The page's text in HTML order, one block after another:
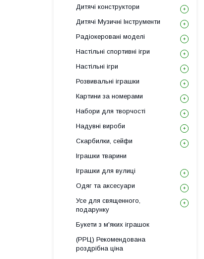
Дитячі конструктори
Дитячі Музичні Інструменти
Радіокеровані моделі
Настільні спортивні ігри
Настільні ігри
Розвивальні іграшки
Картини за номерами
Набори для творчості
Надувні вироби
Скарбилки, сейфи
Іграшки тварини
Іграшки для вулиці
Одяг та аксесуари
Усе для священного,
подарунку
Букети з м'яких іграшок
(РРЦ) Рекомендована
роздрібна ціна